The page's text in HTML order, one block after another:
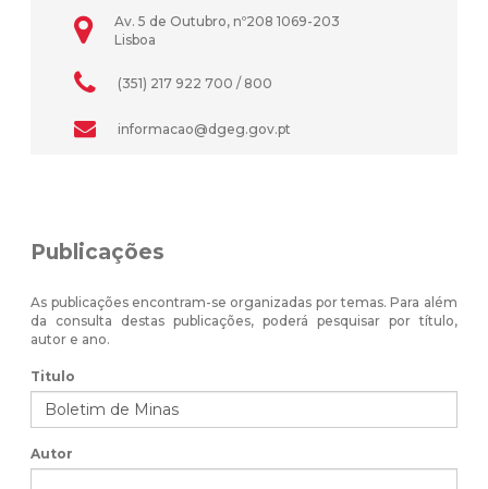
Av. 5 de Outubro, nº208 1069-203
Lisboa
(351) 217 922 700 / 800
informacao@dgeg.gov.pt
Publicações
As publicações encontram-se organizadas por temas. Para além
da consulta destas publicações, poderá pesquisar por título,
autor e ano.
Titulo
Autor